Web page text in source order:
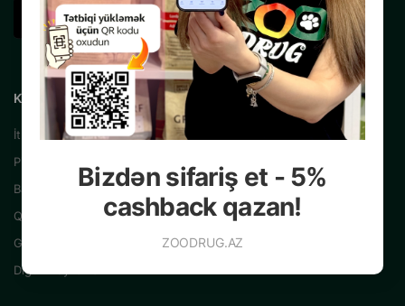
Bizdən sifariş et - 5%
cashback qazan!
ZOODRUG.AZ
KATALOQ
İtlər üçün
Pişiklər üçün
Balıqlar üçün
Quşlar üçün
Gəmiricilər üçün
Digər Heyvanlar